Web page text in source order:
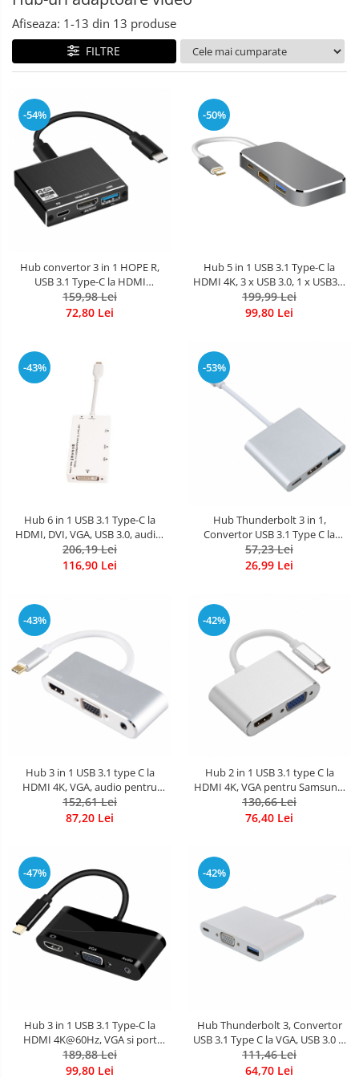
Afiseaza: 1-13 din 13 produse
FILTRE
-54%
Hub convertor 3 in 1 HOPE R,
USB 3.1 Type-C la HDMI
4K@60Hz, USB 3.0 si port de
incarcare USB Type-C, negru
159,98 Lei
72,80 Lei
-50%
Hub 5 in 1 USB 3.1 Type-C la
HDMI 4K, 3 x USB 3.0, 1 x USB3.1
pana la 5 Gbps, HOPE R
199,99 Lei
99,80 Lei
-43%
Hub 6 in 1 USB 3.1 Type-C la
HDMI, DVI, VGA, USB 3.0, audio,
port incarcare retea, alb, HOPE R
206,19 Lei
116,90 Lei
-53%
Hub Thunderbolt 3 in 1,
Convertor USB 3.1 Type C la
HDMI 4K, USB 3.0 si USB Type C,
HOPE R
57,23 Lei
26,99 Lei
-43%
Hub 3 in 1 USB 3.1 type C la
HDMI 4K, VGA, audio pentru
Samsung, Mackbook, argintiu
152,61 Lei
87,20 Lei
-42%
Hub 2 in 1 USB 3.1 type C la
HDMI 4K, VGA pentru Samsung,
Mackbook, argintiu
130,66 Lei
76,40 Lei
-47%
Hub 3 in 1 USB 3.1 Type-C la
HDMI 4K@60Hz, VGA si port
audio 3.5mm, negru, HOPE R
189,88 Lei
99,80 Lei
-42%
Hub Thunderbolt 3, Convertor
USB 3.1 Type C la VGA, USB 3.0 si
USB Type C
111,46 Lei
64,70 Lei